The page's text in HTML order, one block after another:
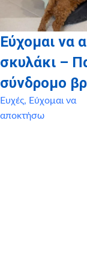
Εύχομαι να
σκυλάκι –
σύνδρομο
Ευχές, Εύχομαι να
αποκτήσω